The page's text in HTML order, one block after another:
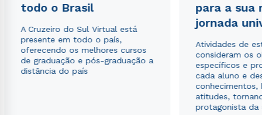
todo o Brasil
A Cruzeiro do Sul Virtual está
presente em todo o país,
oferecendo os melhores cursos
de graduação e pós-graduação a
distância do país
para a sua
jornada
Atividades de
consideram os
específicos e
cada aluno e
conhecimentos,
atitudes,
protagonista da